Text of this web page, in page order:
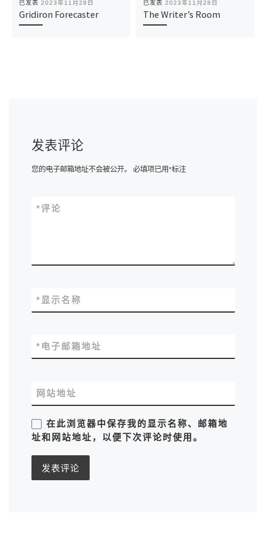
已发表 2023年11月28日
Gridiron Forecaster
已发表 2023年11月28日
The Writer’s Room
发表评论
您的电子邮箱地址不会被公开。 必填项已用*标注
评论
*
显示名称
*
电子邮箱地址
*
网站地址
在此浏览器中保存我的显示名称、邮箱地
址和网站地址，以便下次评论时使用。